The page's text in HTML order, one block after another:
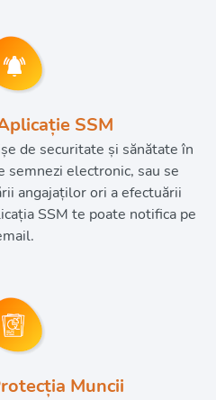
SSM
de securitate și sănătate în
semnezi electronic, sau se
angajaților ori a efectuării
SSM te poate notifica pe
Muncii